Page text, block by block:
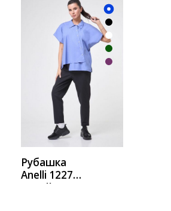
Рубашка
Anelli 1227
синий
КУПИТЬ